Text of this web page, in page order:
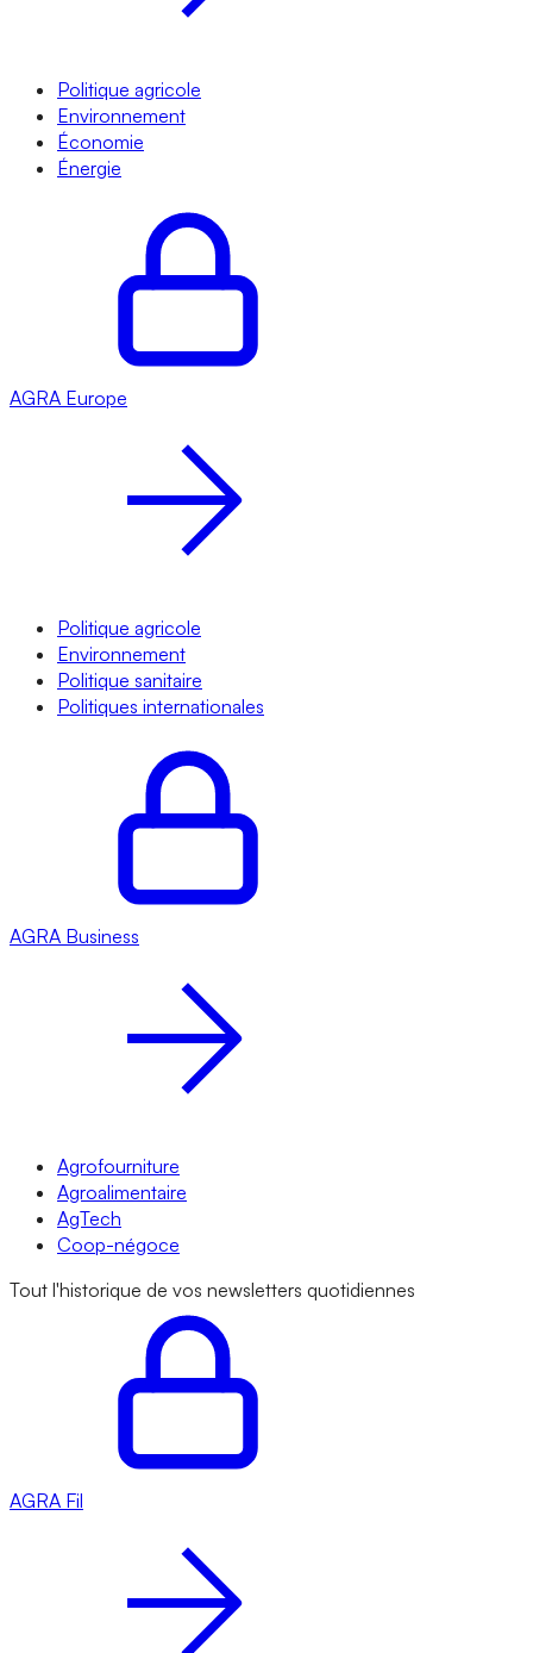
Politique agricole
Environnement
Économie
Énergie
AGRA Europe
Politique agricole
Environnement
Politique sanitaire
Politiques internationales
AGRA Business
Agrofourniture
Agroalimentaire
AgTech
Coop-négoce
Tout l'historique de vos newsletters quotidiennes
AGRA Fil